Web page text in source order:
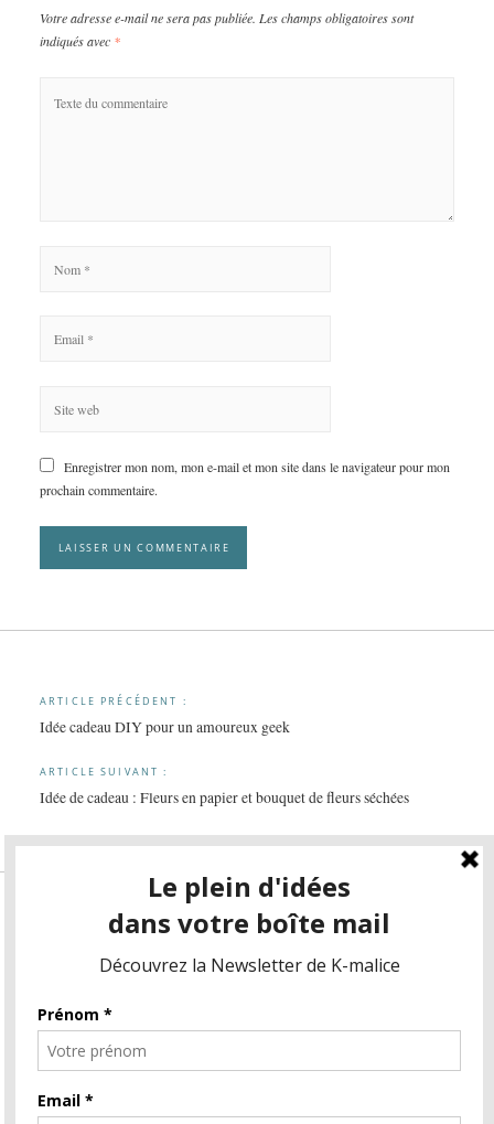
Votre adresse e-mail ne sera pas publiée. Les champs obligatoires sont
indiqués avec *
Enregistrer mon nom, mon e-mail et mon site dans le navigateur pour mon
prochain commentaire.
Navigation
de
l’article
ARTICLE PRÉCÉDENT :
Idée cadeau DIY pour un amoureux geek
ARTICLE SUIVANT :
Idée de cadeau : Fleurs en papier et bouquet de fleurs séchées
Étiquettes
Cadeau pour un(e) ami(e)